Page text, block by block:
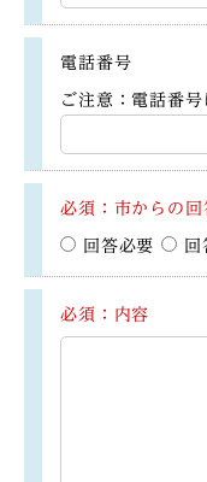
電話番号
ご注意：電話番
必須：市からの回
回答必要 回
必須：内容